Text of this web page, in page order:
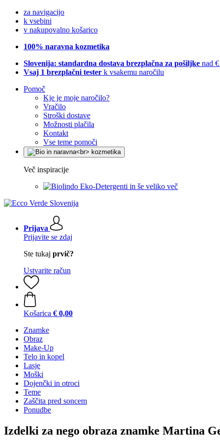
za navigacijo
k vsebini
v nakupovalno košarico
100% naravna kozmetika
Slovenija: standardna dostava brezplačna za pošiljke nad
Vsaj 1 brezplačni tester k vsakemu naročilu
Pomoč
Kje je moje naročilo?
Vračilo
Stroški dostave
Možnosti plačila
Kontakt
Vse teme pomoči
Več inspiracije
Eko-Detergenti in še veliko več
Prijava
Prijavite se zdaj
Ste tukaj prvič?
Ustvarite račun
Košarica € 0,00
Znamke
Obraz
Make-Up
Telo in kopel
Lasje
Moški
Dojenčki in otroci
Teme
Zaščita pred soncem
Ponudbe
Izdelki za nego obraza znamke Martina